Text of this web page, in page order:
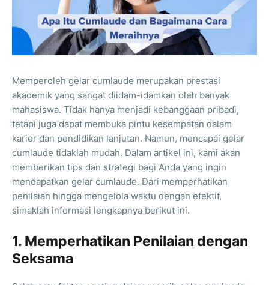
Memperoleh gelar cumlaude merupakan prestasi
akademik yang sangat diidam-idamkan oleh banyak
mahasiswa. Tidak hanya menjadi kebanggaan pribadi,
tetapi juga dapat membuka pintu kesempatan dalam
karier dan pendidikan lanjutan. Namun, mencapai gelar
cumlaude tidaklah mudah. Dalam artikel ini, kami akan
memberikan tips dan strategi bagi Anda yang ingin
mendapatkan gelar cumlaude. Dari memperhatikan
penilaian hingga mengelola waktu dengan efektif,
simaklah informasi lengkapnya berikut ini.
1. Memperhatikan Penilaian dengan
Seksama